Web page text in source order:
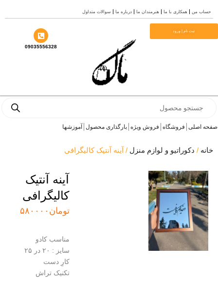
من همکاری با ما هنرمندان ما درباره ما سوالات متداول
ثبت نام | ورود
09035556328
فروشگاه فروش ویژه بارگذاری محصول آموزشها
دکوراتیو و لوازم منزل/ آینه آنتیک کالیگرافی
آینه آنتیک
کالیگرافی
تومان۵۸۰۰۰۰
مناسب کادو
سایز : ۲۰ در ۲۵
کارِ دست
تکنیک تراش